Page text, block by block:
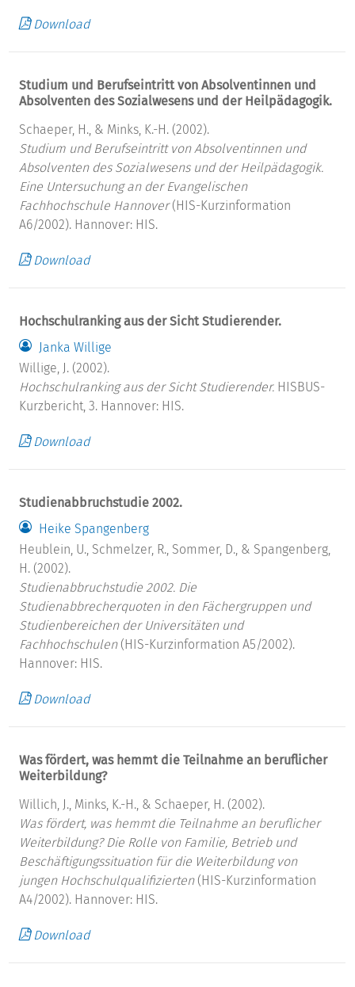
Download
Studium und Berufseintritt von Absolventinnen und
Absolventen des Sozialwesens und der Heilpädagogik.
Schaeper, H., & Minks, K.-H. (2002).
Studium und Berufseintritt von Absolventinnen und
Absolventen des Sozialwesens und der Heilpädagogik.
Eine Untersuchung an der Evangelischen
Fachhochschule Hannover(HIS-Kurzinformation
A6/2002). Hannover: HIS.
Download
Hochschulranking aus der Sicht Studierender.
Janka Willige
Willige, J. (2002).
Hochschulranking aus der Sicht Studierender. HISBUS-
Kurzbericht, 3. Hannover: HIS.
Download
Studienabbruchstudie 2002.
Heike Spangenberg
Heublein, U., Schmelzer, R., Sommer, D., & Spangenberg,
H. (2002).
Studienabbruchstudie 2002. Die
Studienabbrecherquoten in den Fächergruppen und
Studienbereichen der Universitäten und
Fachhochschulen(HIS-Kurzinformation A5/2002).
Hannover: HIS.
Download
Was fördert, was hemmt die Teilnahme an beruflicher
Weiterbildung?
Willich, J., Minks, K.-H., & Schaeper, H. (2002).
Was fördert, was hemmt die Teilnahme an beruflicher
Weiterbildung? Die Rolle von Familie, Betrieb und
Beschäftigungssituation für die Weiterbildung von
jungen Hochschulqualifizierten(HIS-Kurzinformation
A4/2002). Hannover: HIS.
Download